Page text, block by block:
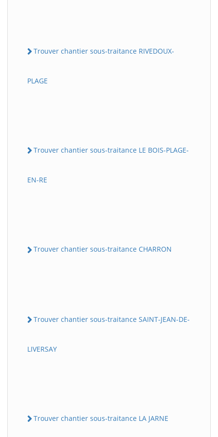
Trouver chantier sous-traitance RIVEDOUX-
PLAGE
Trouver chantier sous-traitance LE BOIS-PLAGE-
EN-RE
Trouver chantier sous-traitance CHARRON
Trouver chantier sous-traitance SAINT-JEAN-DE-
LIVERSAY
Trouver chantier sous-traitance LA JARNE